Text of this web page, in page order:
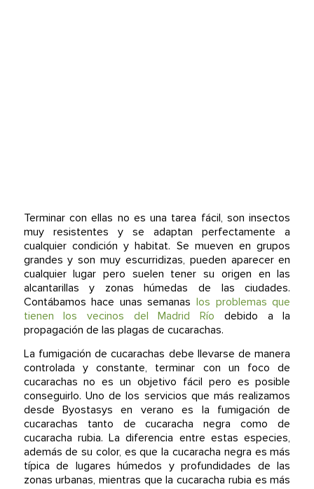
Terminar con ellas no es una tarea fácil, son insectos
muy resistentes y se adaptan perfectamente a
cualquier condición y habitat. Se mueven en grupos
grandes y son muy escurridizas, pueden aparecer en
cualquier lugar pero suelen tener su origen en las
alcantarillas y zonas húmedas de las ciudades.
Contábamos hace unas semanaslos problemas que
tienen los vecinos del Madrid Río debido a la
propagación de las plagas de cucarachas.
La fumigación de cucarachas debe llevarse de manera
controlada y constante, terminar con un foco de
cucarachas no es un objetivo fácil pero es posible
conseguirlo. Uno de los servicios que más realizamos
desde Byostasys en verano es la fumigación de
cucarachas tanto de cucaracha negra como de
cucaracha rubia. La diferencia entre estas especies,
además de su color, es que la cucaracha negra es más
típica de lugares húmedos y profundidades de las
zonas urbanas, mientras que la cucaracha rubia es más